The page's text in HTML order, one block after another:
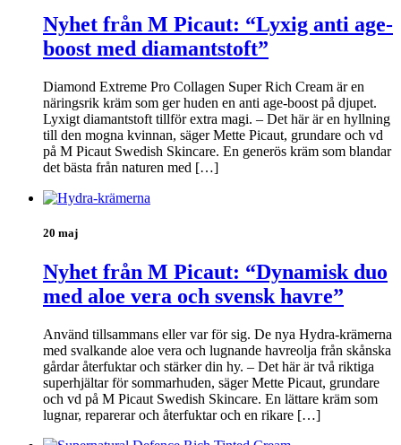
Nyhet från M Picaut: “Lyxig anti age-
boost med diamantstoft”
Diamond Extreme Pro Collagen Super Rich Cream är en
näringsrik kräm som ger huden en anti age-boost på djupet.
Lyxigt diamantstoft tillför extra magi. – Det här är en hyllning
till den mogna kvinnan, säger Mette Picaut, grundare och vd
på M Picaut Swedish Skincare. En generös kräm som blandar
det bästa från naturen med […]
20 maj
Nyhet från M Picaut: “Dynamisk duo
med aloe vera och svensk havre”
Använd tillsammans eller var för sig. De nya Hydra-krämerna
med svalkande aloe vera och lugnande havreolja från skånska
gårdar återfuktar och stärker din hy. – Det här är två riktiga
superhjältar för sommarhuden, säger Mette Picaut, grundare
och vd på M Picaut Swedish Skincare. En lättare kräm som
lugnar, reparerar och återfuktar och en rikare […]